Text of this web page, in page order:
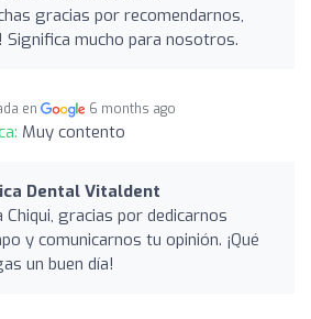
gracias por recomendarnos,
Significa mucho para nosotros.
en 6 months ago
Muy contento
Dental Vitaldent
Chiqui, gracias por dedicarnos
y comunicarnos tu opinión. ¡Qué
un buen día!